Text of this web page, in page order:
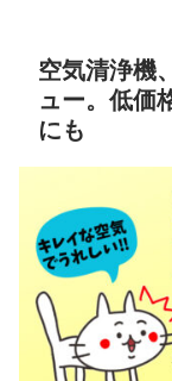
空気清浄機
ュー。低価
にも